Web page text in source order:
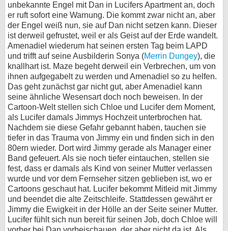
unbekannte Engel mit Dan in Lucifers Apartment an, doch
er ruft sofort eine Warnung. Die kommt zwar nicht an, aber
der Engel weiß nun, sie auf Dan nicht setzen kann. Dieser
ist derweil gefrustet, weil er als Geist auf der Erde wandelt.
Amenadiel wiederum hat seinen ersten Tag beim LAPD
und trifft auf seine Ausbilderin Sonya (Merrin Dungey), die
knallhart ist. Maze begeht derweil ein Verbrechen, um von
ihnen aufgegabelt zu werden und Amenadiel so zu helfen.
Das geht zunächst gar nicht gut, aber Amenadiel kann
seine ähnliche Wesensart doch noch beweisen. In der
Cartoon-Welt stellen sich Chloe und Lucifer dem Moment,
als Lucifer damals Jimmys Hochzeit unterbrochen hat.
Nachdem sie diese Gefahr gebannt haben, tauchen sie
tiefer in das Trauma von Jimmy ein und finden sich in den
80ern wieder. Dort wird Jimmy gerade als Manager einer
Band gefeuert. Als sie noch tiefer eintauchen, stellen sie
fest, dass er damals als Kind von seiner Mutter verlassen
wurde und vor dem Fernseher sitzen geblieben ist, wo er
Cartoons geschaut hat. Lucifer bekommt Mitleid mit Jimmy
und beendet die alte Zeitschleife. Stattdessen gewährt er
Jimmy die Ewigkeit in der Hölle an der Seite seiner Mutter.
Lucifer fühlt sich nun bereit für seinen Job, doch Chloe will